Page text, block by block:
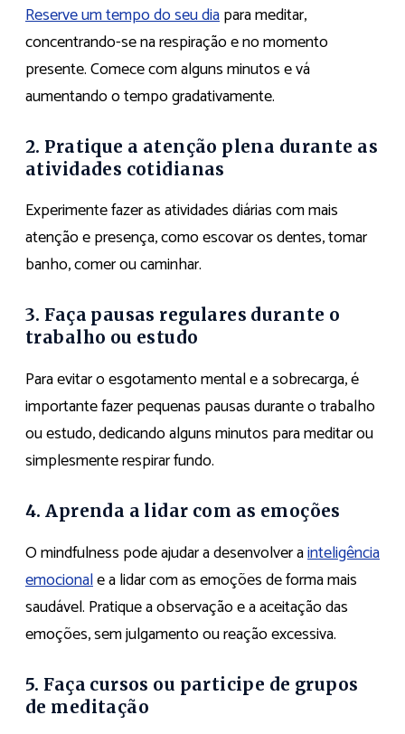
Reserve um tempo do seu diapara meditar,
concentrando-se na respiração e no momento
presente. Comece com alguns minutos e vá
aumentando o tempo gradativamente.
2. Pratique a atenção plena durante as
atividades cotidianas
Experimente fazer as atividades diárias com mais
atenção e presença, como escovar os dentes, tomar
banho, comer ou caminhar.
3. Faça pausas regulares durante o
trabalho ou estudo
Para evitar o esgotamento mental e a sobrecarga, é
importante fazer pequenas pausas durante o trabalho
ou estudo, dedicando alguns minutos para meditar ou
simplesmente respirar fundo.
4. Aprenda a lidar com as emoções
O mindfulness pode ajudar a desenvolver ainteligência
emocionale a lidar com as emoções de forma mais
saudável. Pratique a observação e a aceitação das
emoções, sem julgamento ou reação excessiva.
5. Faça cursos ou participe de grupos
de meditação